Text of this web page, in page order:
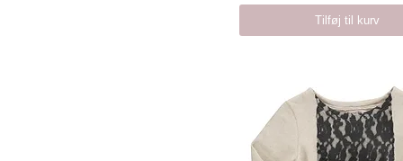
Tilføj til kurv